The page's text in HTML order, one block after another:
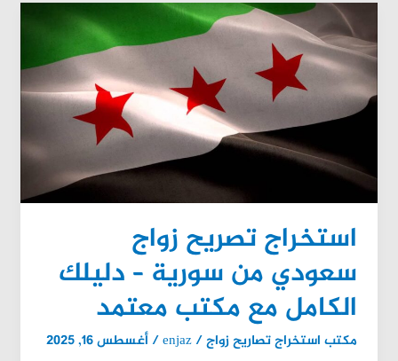
استخراج تصريح زواج
سعودي من سورية – دليلك
الكامل مع مكتب معتمد
مكتب استخراج تصاريح زواج/
enjaz
/ أغسطس 16, 2025
استخراج
تصريح
زواج
سعودي
من
سورية
دليلك
الكامل
مكتب